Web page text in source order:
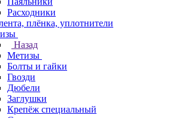
Расходники
плёнка, уплотнители
Назад
Метизы
Болты и гайки
Гвозди
Дюбели
Заглушки
Крепёж специальный